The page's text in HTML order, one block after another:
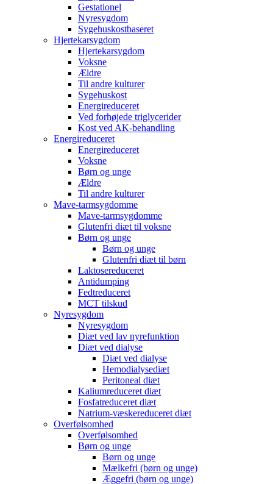
Gestationel
Nyresygdom
Sygehuskostbaseret
Hjertekarsygdom
Hjertekarsygdom
Voksne
Ældre
Til andre kulturer
Sygehuskost
Energireduceret
Ved forhøjede triglycerider
Kost ved AK-behandling
Energireduceret
Energireduceret
Voksne
Børn og unge
Ældre
Til andre kulturer
Mave-tarmsygdomme
Mave-tarmsygdomme
Glutenfri diæt til voksne
Børn og unge
Børn og unge
Glutenfri diæt til børn
Laktosereduceret
Antidumping
Fedtreduceret
MCT tilskud
Nyresygdom
Nyresygdom
Diæt ved lav nyrefunktion
Diæt ved dialyse
Diæt ved dialyse
Hemodialysediæt
Peritoneal diæt
Kaliumreduceret diæt
Fosfatreduceret diæt
Natrium-væskereduceret diæt
Overfølsomhed
Overfølsomhed
Børn og unge
Børn og unge
Mælkefri (børn og unge)
Æggefri (børn og unge)